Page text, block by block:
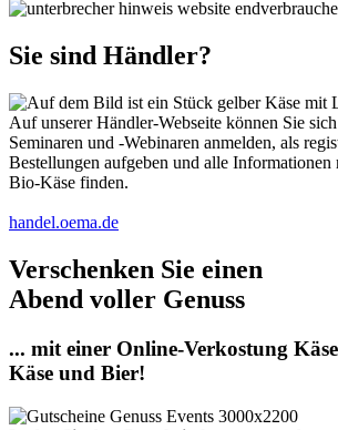
Sie sind Händler?
Auf unserer Händler-Webseite können Sie
Seminaren und -Webinaren anmelden, als
Bestellungen aufgeben und alle Informationen
Bio-Käse finden.
handel.oema.de
Verschenken Sie einen
Abend voller Genuss
... mit einer Online-Verkostung
Käse und Bier!